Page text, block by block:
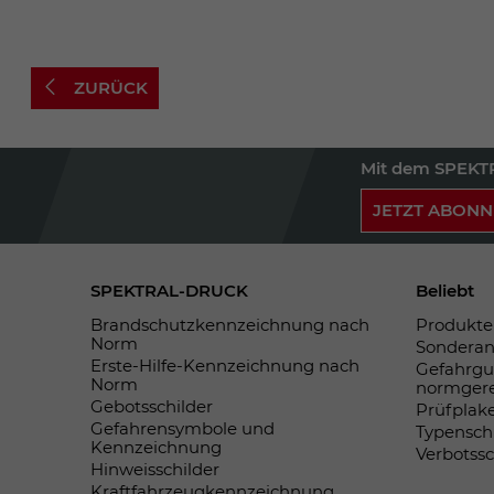
ZURÜCK
Mit dem
JETZT
SPEKTRAL-DRUCK
Brandschutzkennzeichnung nach
Norm
Erste-Hilfe-Kennzeichnung nach
Norm
Gebotsschilder
Gefahrensymbole und
Kennzeichnung
Hinweisschilder
Beliebt